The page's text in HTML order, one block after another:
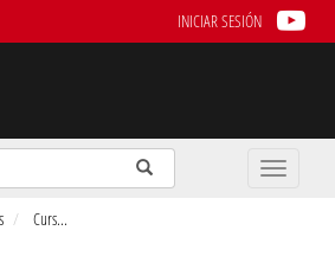
INICIAR SESIÓN
Enviar
Buscar
Toggle
Curs...